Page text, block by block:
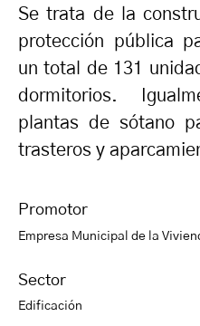
Promotor
Empresa Municipal de la
Sector
Edificación
Se trata de la
protección pública
un total de 131
dormitorios.
plantas de sótano
trasteros y